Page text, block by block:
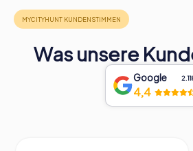
Was unsere
Google
4,4